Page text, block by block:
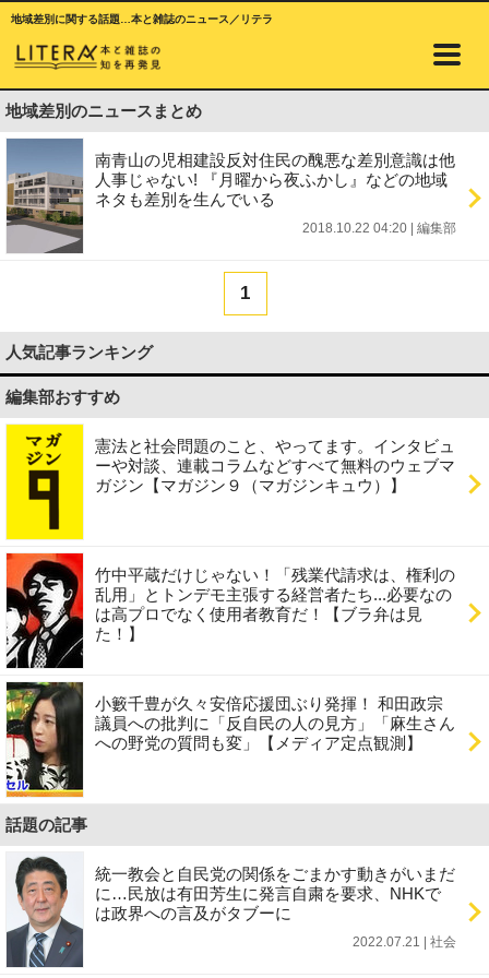
地域差別に関する話題…本と雑誌のニュース／リテラ
地域差別のニュースまとめ
南青山の児相建設反対住民の醜悪な差別意識は他
人事じゃない! 『月曜から夜ふかし』などの地域
ネタも差別を生んでいる
2018.10.22 04:20 編集部
1
人気記事ランキング
編集部おすすめ
憲法と社会問題のこと、やってます。インタビュ
ーや対談、連載コラムなどすべて無料のウェブマ
ガジン【マガジン９（マガジンキュウ）】
竹中平蔵だけじゃない！「残業代請求は、権利の
乱用」とトンデモ主張する経営者たち...必要なの
は高プロでなく使用者教育だ！【ブラ弁は見
た！】
小籔千豊が久々安倍応援団ぶり発揮！ 和田政宗
議員への批判に「反自民の人の見方」「麻生さん
への野党の質問も変」【メディア定点観測】
話題の記事
統一教会と自民党の関係をごまかす動きがいまだ
に…民放は有田芳生に発言自粛を要求、NHKで
は政界への言及がタブーに
2022.07.21 | 社会